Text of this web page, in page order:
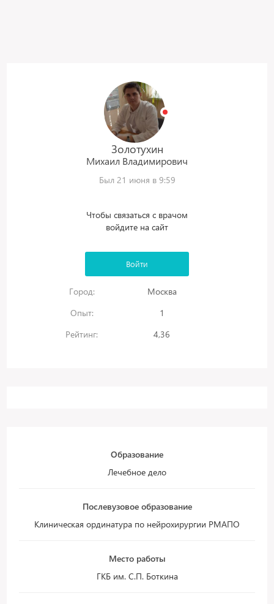
Золотухин
Михаил Владимирович
Был 21 июня в 9:59
Чтобы связаться с врачом
войдите на сайт
Войти
Город:
Москва
Опыт:
1
Рейтинг:
4,36
Образование
Лечебное дело
Послевузовое образование
Клиническая ординатура по нейрохирургии РМАПО
Место работы
ГКБ им. С.П. Боткина